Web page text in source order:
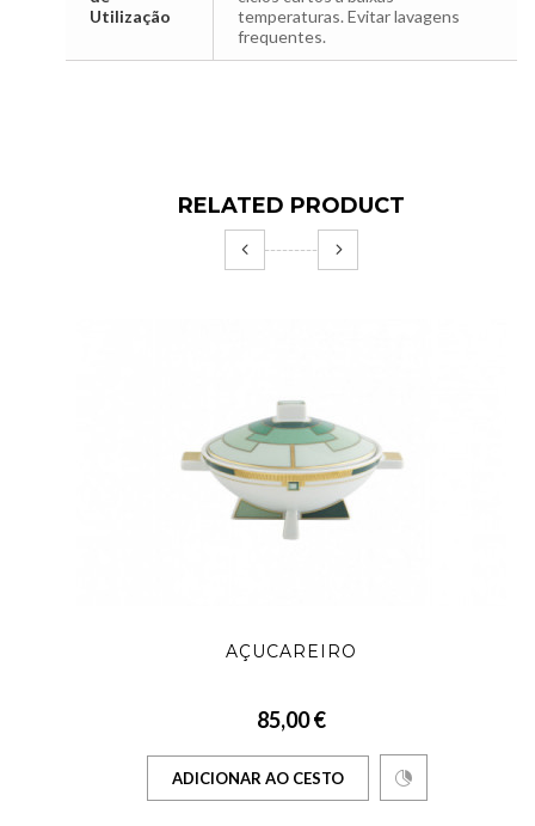
Utilização
temperaturas. Evitar lavagens
frequentes.
RELATED PRODUCT
AÇUCAREIRO
85,00 €
ADICIONAR AO CESTO